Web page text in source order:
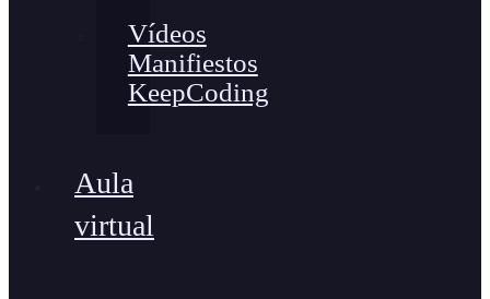
Vídeos
Manifiestos
KeepCoding
Aula
virtual